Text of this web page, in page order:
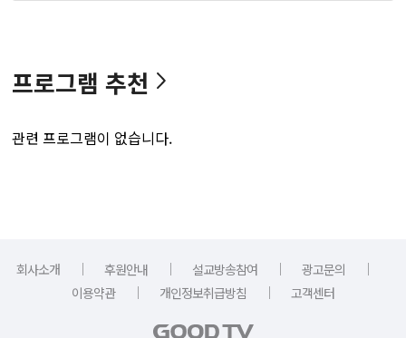
프로그램 추천
관련 프로그램이 없습니다.
회사소개 ｜ 후원안내 ｜ 설교방송참여 ｜ 광고문의
｜
이용약관
｜ 개인정보취급방침 ｜ 고객센터